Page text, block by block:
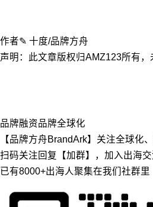
作者✎ 十度/品牌方舟
声明：此文章版权归AMZ123所有
品牌融资品牌全球化
【品牌方舟BrandArk】关注全球化
扫码关注回复【加群】，加入出海
已有8000+出海人聚集在我们社群里